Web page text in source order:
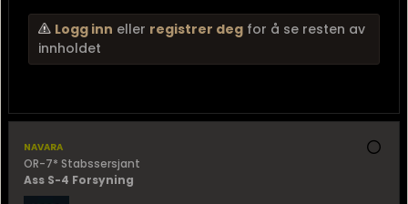
Logg inn eller registrer deg for å se resten av
innholdet
navara
OR-7* Stabssersjant
Ass S-4 Forsyning